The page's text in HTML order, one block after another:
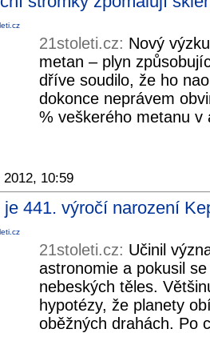
21stoleti.cz: Nový
metan – plyn
dříve soudilo, že ho
dokonce neprávem
% veškerého metanu v
2012, 10:59
je 441. výročí narození
21stoleti.cz: Učinil
astronomie a pokusil
nebeských těles.
hypotézy, že planety
oběžných drahách. Po